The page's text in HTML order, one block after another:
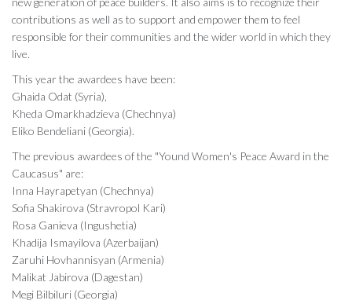
contributions as well as to support and empower them to feel
responsible for their communities and the wider world in which they
live.
This year the awardees have been:
Ghaida Odat (Syria),
Kheda Omarkhadzieva (Chechnya)
Eliko Bendeliani (Georgia).
The previous awardees of the "Yound Women's Peace Award in the
Caucasus" are:
Inna Hayrapetyan (Chechnya)
Sofia Shakirova (Stravropol Kari)
Rosa Ganieva (Ingushetia)
Khadija Ismayilova (Azerbaijan)
Zaruhi Hovhannisyan (Armenia)
Malikat Jabirova (Dagestan)
Megi Bilbiluri (Georgia)